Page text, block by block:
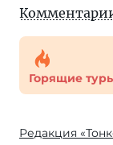
Горящие
Редакция